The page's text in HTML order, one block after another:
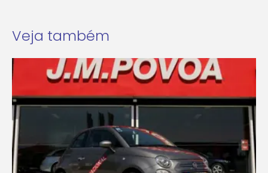
Veja também